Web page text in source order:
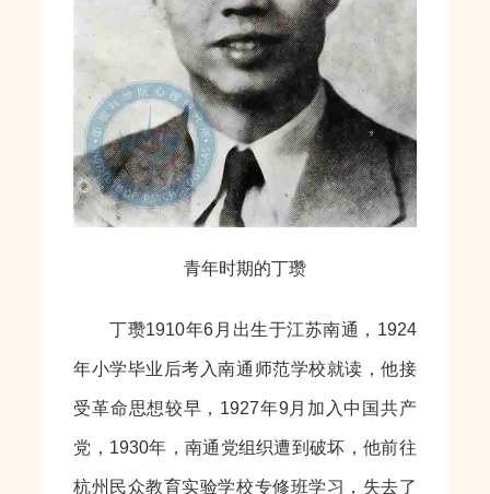
青年时期的丁瓒
丁瓒1910年6月出生于江苏南通，1924
年小学毕业后考入南通师范学校就读，他接
受革命思想较早，1927年9月加入中国共产
党，1930年，南通党组织遭到破坏，他前往
杭州民众教育实验学校专修班学习，失去了